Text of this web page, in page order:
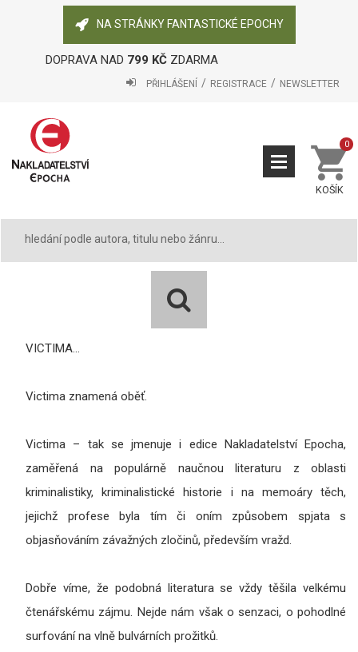
NA STRÁNKY FANTASTICKÉ EPOCHY
DOPRAVA NAD 799 KČZDARMA
PŘIHLÁŠENÍ REGISTRACE NEWSLETTER
KOŠÍK
0
VICTIMA...
Victima znamená oběť.
Victima – tak se jmenuje i edice Nakladatelství Epocha,
zaměřená na populárně naučnou literaturu z oblasti
kriminalistiky, kriminalistické historie i na memoáry těch,
jejichž profese byla tím či oním způsobem spjata s
objasňováním závažných zločinů, především vražd.
Dobře víme, že podobná literatura se vždy těšila velkému
čtenářskému zájmu. Nejde nám však o senzaci, o pohodlné
surfování na vlně bulvárních prožitků.